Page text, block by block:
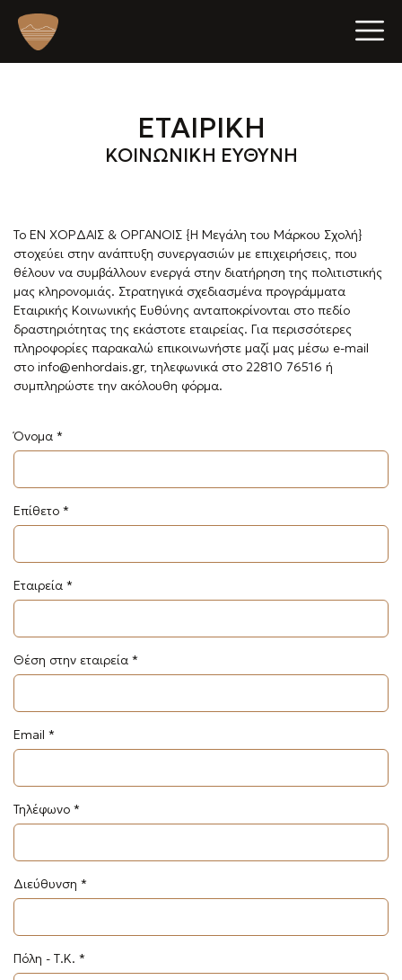
p
n
ΕΤΑΙΡΙΚΗ
ΚΟΙΝΩΝΙΚΗ ΕΥΘΥΝΗ
Το ΕΝ ΧΟΡΔΑΙΣ & ΟΡΓΑΝΟΙΣ {Η Μεγάλη του Μάρκου Σχολή}
στοχεύει στην ανάπτυξη συνεργασιών με επιχειρήσεις, που
θέλουν να συμβάλλουν ενεργά στην διατήρηση της πολιτιστικής
μας κληρονομιάς. Στρατηγικά σχεδιασμένα προγράμματα
Εταιρικής Κοινωνικής Ευθύνης ανταποκρίνονται στο πεδίο
δραστηριότητας της εκάστοτε εταιρείας. Για περισσότερες
πληροφορίες παρακαλώ επικοινωνήστε μαζί μας μέσω e-mail
στο info@enhordais.gr, τηλεφωνικά στο 22810 76516 ή
συμπληρώστε την ακόλουθη φόρμα.
Όνομα *
Επίθετο *
Εταιρεία *
Θέση στην εταιρεία *
Email *
Τηλέφωνο *
Διεύθυνση *
Πόλη - Τ.Κ. *